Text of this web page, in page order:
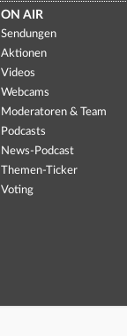
ON AIR
Sendungen
Aktionen
Videos
Webcams
Moderatoren & Team
Podcasts
News-Podcast
Themen-Ticker
Voting